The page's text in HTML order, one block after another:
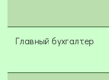
Главный бухгалтер